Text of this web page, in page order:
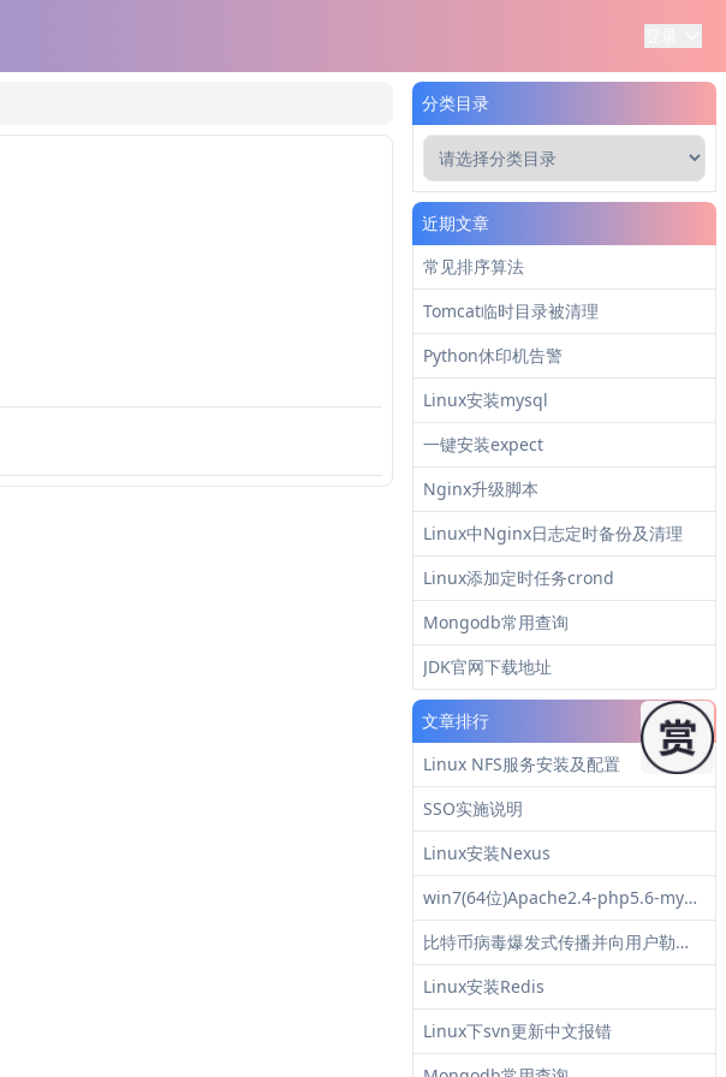
分类目录
近期文章
常见排序算法
Tomcat临时目录被清理
Python休印机告警
Linux安装mysql
一键安装expect
Nginx升级脚本
Linux中Nginx日志定时备份及清理
Linux添加定时任务crond
Mongodb常用查询
JDK官网下载地址
文章排行
Linux NFS服务安装及配置
SSO实施说明
Linux安装Nexus
win7(64位)Apache2.4-php5.6-mysql5.6环境安装
比特币病毒爆发式传播并向用户勒索赎金
Linux安装Redis
Linux下svn更新中文报错